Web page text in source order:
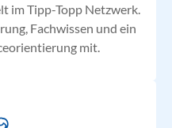
im Tipp-Topp Netzwerk.
Fachwissen und ein
mit.